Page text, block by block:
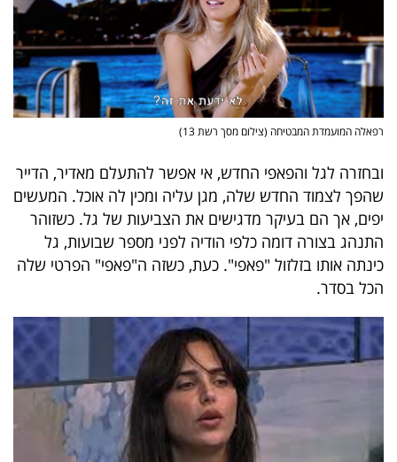
רפאלה המועמדת המבטיחה (צילום מסך רשת 13)
ובחזרה לגל והפאפי החדש, אי אפשר להתעלם מאדיר, הדייר
שהפך לצמוד החדש שלה, מגן עליה ומכין לה אוכל. המעשים
יפים, אך הם בעיקר מדגישים את הצביעות של גל. כשזוהר
התנהג בצורה דומה כלפי הודיה לפני מספר שבועות, גל
כינתה אותו בזלזול "פאפי". כעת, כשזה ה"פאפי" הפרטי שלה
הכל בסדר.